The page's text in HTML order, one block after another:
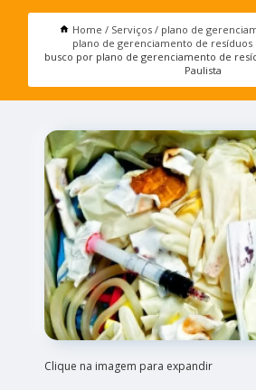
Home Serviços
plano de
plano de gerenciamento de
busco por plano de gerenciamento de
Paulista
Clique na imagem para expandir